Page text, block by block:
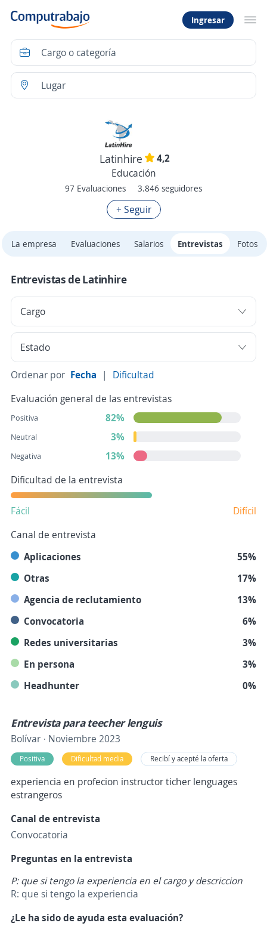
Ingresar
Latinhire
4,2
Educación
97 Evaluaciones 3.846 seguidores
+ Seguir
La empresa Evaluaciones Salarios Entrevistas Fotos
Entrevistas de Latinhire
Ordenar por Fecha |
Dificultad
Evaluación general de las entrevistas
Positiva 82%
Neutral 3%
Negativa
13%
Dificultad de la entrevista
Fácil
Difícil
Canal de entrevista
Aplicaciones
55%
Otras
17%
Agencia de reclutamiento
13%
Convocatoria
6%
Redes universitarias
3%
En persona
3%
Headhunter
0%
Entrevista para teecher lenguis
Bolívar · Noviembre 2023
Positiva Dificultad media Recibí y acepté la oferta
experiencia en profecion instructor ticher lenguages
estrangeros
Canal de entrevista
Convocatoria
Preguntas en la entrevista
P: que si tengo la experiencia en el cargo y descriccion
R: que si tengo la experiencia
¿Le ha sido de ayuda esta evaluación?